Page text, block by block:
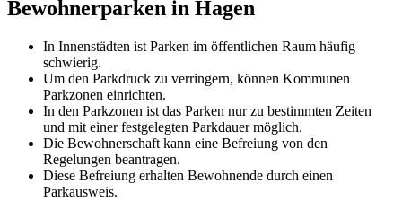
Bewohnerparken in Hagen
In Innenstädten ist Parken im öffentlichen Raum häufig
schwierig.
Um den Parkdruck zu verringern, können Kommunen
Parkzonen einrichten.
In den Parkzonen ist das Parken nur zu bestimmten Zeiten
und mit einer festgelegten Parkdauer möglich.
Die Bewohnerschaft kann eine Befreiung von den
Regelungen beantragen.
Diese Befreiung erhalten Bewohnende durch einen
Parkausweis.